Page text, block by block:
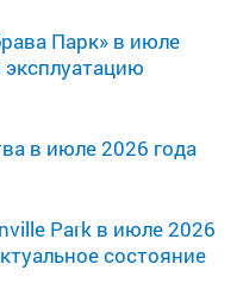
Парк» в июле
в июле 2026 года
Park в июле 2026
состояние